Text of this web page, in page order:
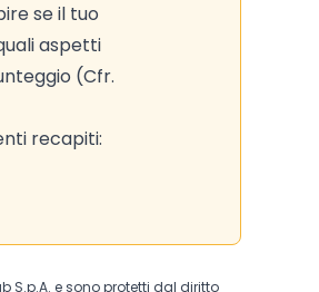
se il tuo
aspetti
(Cfr.
recapiti:
S.p.A. e sono protetti dal diritto